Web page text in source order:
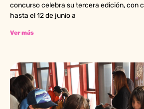
concurso celebra su tercera edición, con
hasta el 12 de junio a
Ver más